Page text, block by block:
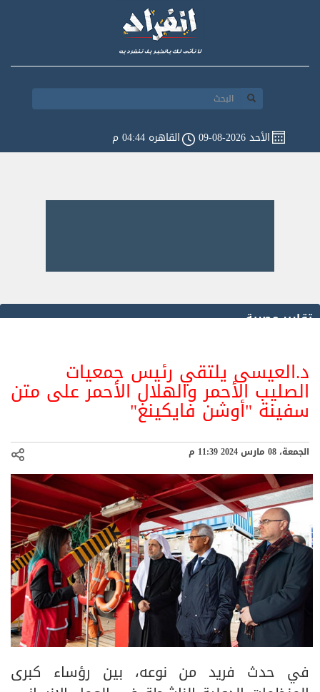
الأحد 2026-08-09 القاهره 04:44 م
تقارير مصرية
د.العيسى يلتقي رئيس جمعيات
الصليب الأحمر والهلال الأحمر على متن
سفينة "أوشن فايكينغ"
الجمعة، 08 مارس 2024 11:39 م
في حدث فريد من نوعه، بين رؤساء كبرى